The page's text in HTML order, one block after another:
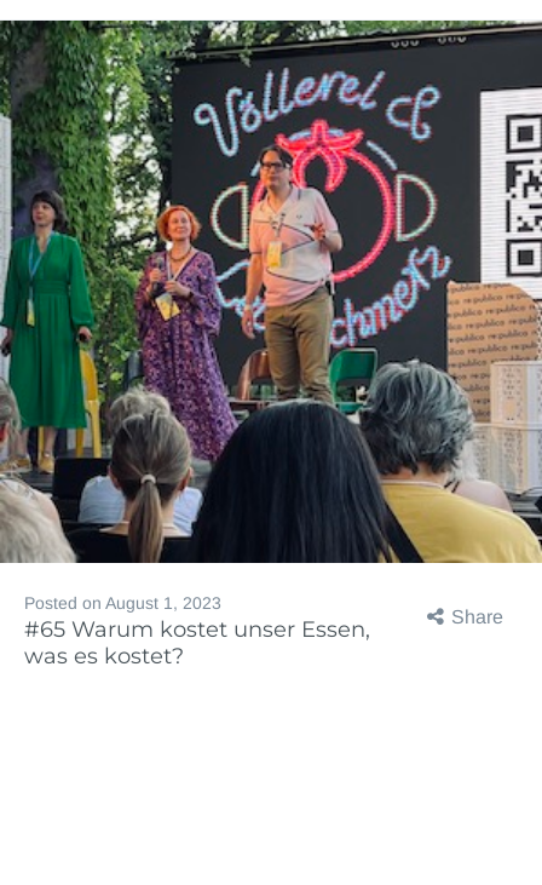
Share
Posted on August 1, 2023
#65 Warum kostet unser Essen,
was es kostet?